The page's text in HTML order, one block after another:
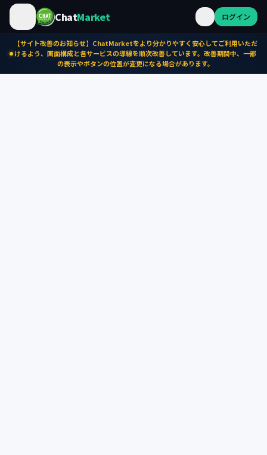
ChatMarket ログイン
【サイト改善のお知らせ】ChatMarketをより分かりやすく安心してご利用いただ
けるよう、画面構成と各サービスの導線を順次改善しています。改善期間中、一部
の表示やボタンの位置が変更になる場合があります。